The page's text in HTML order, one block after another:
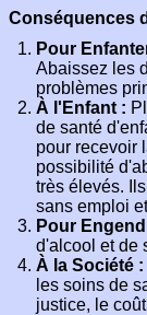
Conséquences
Pour
Abaissez les
problèmes
À l'Enfant :
de santé
pour recevoir
possibilité
très élevés.
sans emploi
Pour
d'alcool et de
À la Société :
les soins de
justice, le